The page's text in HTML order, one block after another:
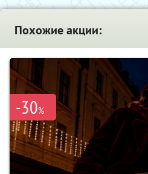
Похожие акции:
-30%